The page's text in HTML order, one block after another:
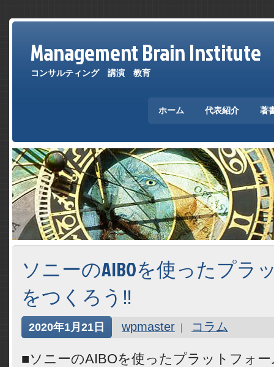
Management Brain Institute
コンサルティング 講演 教育
ホーム 代表紹介 著
ソニーのAIBOを使ったプラ
をつくろう‼
2020年1月21日 wpmaster コラム
■ソニーのAIBOを使ったプラットフォ